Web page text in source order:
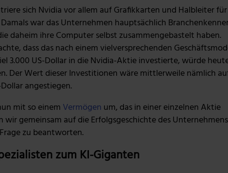
sich Nvidia vor allem auf Grafikkarten und Halbleiter für
war das Unternehmen hauptsächlich
daheim ihre Computer selbst zusammengebastelt haben.
dass das nach einem vielversprechenden
3.000 US-Dollar in die Nvidia-Aktie investierte, würde
Der Wert dieser Investitionen wäre mittlerweile nämlich
angestiegen.
mit so einem Vermögen um, das in einer einzelnen Aktie
wir gemeinsam auf die Erfolgsgeschichte des Unternehmens
zu beantworten.
zum KI-Giganten